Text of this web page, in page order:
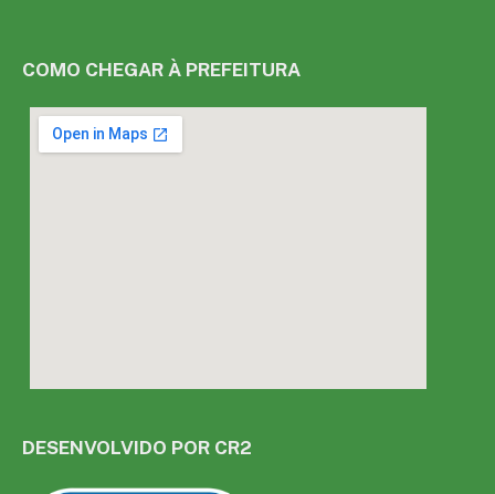
COMO CHEGAR À PREFEITURA
DESENVOLVIDO POR CR2